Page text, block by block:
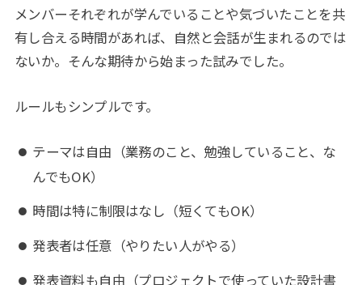
メンバーそれぞれが学んでいることや気づいたことを共
有し合える時間があれば、自然と会話が生まれるのでは
ないか。そんな期待から始まった試みでした。
ルールもシンプルです。
テーマは自由（業務のこと、勉強していること、な
んでもOK）
時間は特に制限はなし（短くてもOK）
発表者は任意（やりたい人がやる）
発表資料も自由（プロジェクトで使っていた設計書